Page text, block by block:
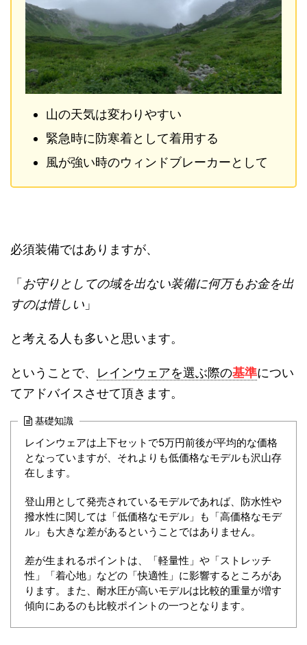
山の天気は変わりやすい
緊急時に防寒着として着用する
風が強い時のウィンドブレーカーとして
必須装備ではありますが、
「お守りとしての域を出ない装備に何万もお金を出
すのは惜しい 」
と考える人も多いと思います。
ということで、 レインウェアを選ぶ際の基準につい
てアドバイスさせて頂きます。
基礎知識
レインウェアは上下セットで5万円前後が平均的な価格
となっていますが、それよりも低価格なモデルも沢山存
在します。
登山用として発売されているモデルであれば、防水性や
撥水性に関しては「低価格なモデル」も「高価格なモデ
ル」も大きな差があるということではありません。
差が生まれるポイントは、「軽量性」や「ストレッチ
性」「着心地」などの「快適性」に影響するところがあ
ります。また、耐水圧が高いモデルは比較的重量が増す
傾向にあるのも比較ポイントの一つとなります。